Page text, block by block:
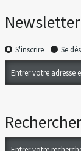
Newsletter
S'inscrire Se